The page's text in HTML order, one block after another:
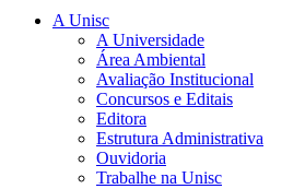
A Unisc
A Universidade
Área Ambiental
Avaliação Institucional
Concursos e Editais
Editora
Estrutura Administrativa
Ouvidoria
Trabalhe na Unisc